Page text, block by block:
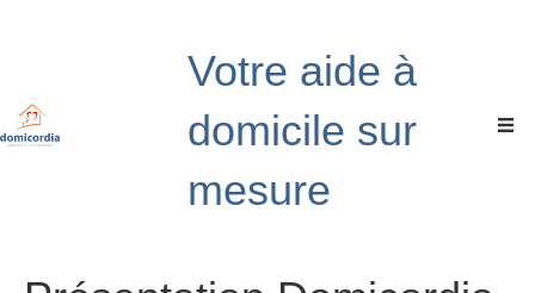
Votre aide à
domicile sur
mesure